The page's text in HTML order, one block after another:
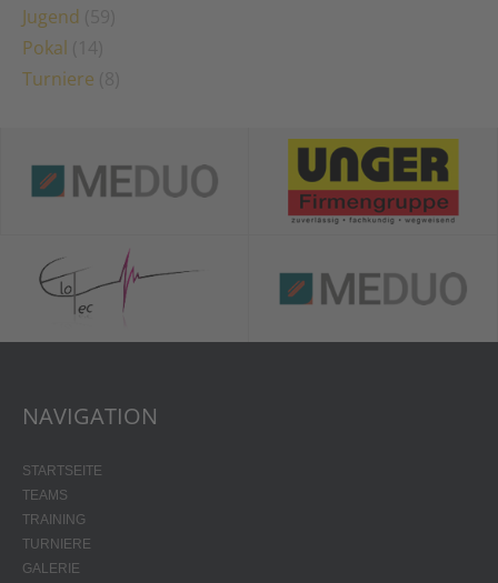
Jugend
Pokal
Turniere
NAVIGATION
STARTSEITE
TEAMS
TRAINING
TURNIERE
GALERIE